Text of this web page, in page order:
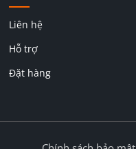
Liên hệ
Hỗ trợ
Đặt hàng